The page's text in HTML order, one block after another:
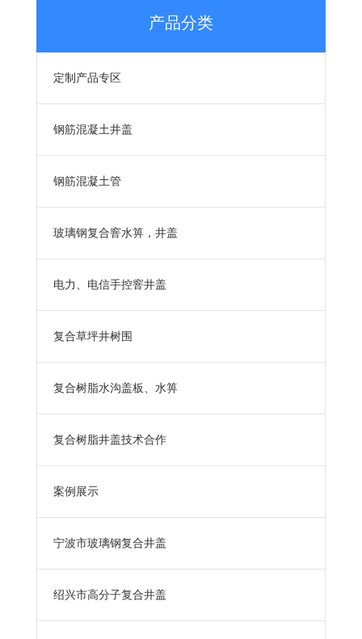
产品分类
定制产品专区
钢筋混凝土井盖
钢筋混凝土管
玻璃钢复合窨水箅，井盖
电力、电信手控窨井盖
复合草坪井树围
复合树脂水沟盖板、水箅
复合树脂井盖技术合作
案例展示
宁波市玻璃钢复合井盖
绍兴市高分子复合井盖